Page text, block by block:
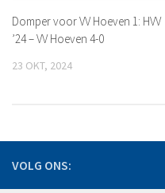
Domper voor VV Hoeven 1: HVV
’24 – VV Hoeven 4-0
23 OKT, 2024
VOLG ONS: